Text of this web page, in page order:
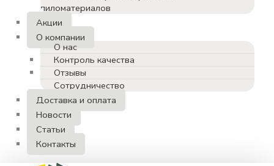
пиломатериалов
Акции
О компании
О нас
Контроль качества
Отзывы
Сотрудничество
Доставка и оплата
Новости
Статьи
Контакты